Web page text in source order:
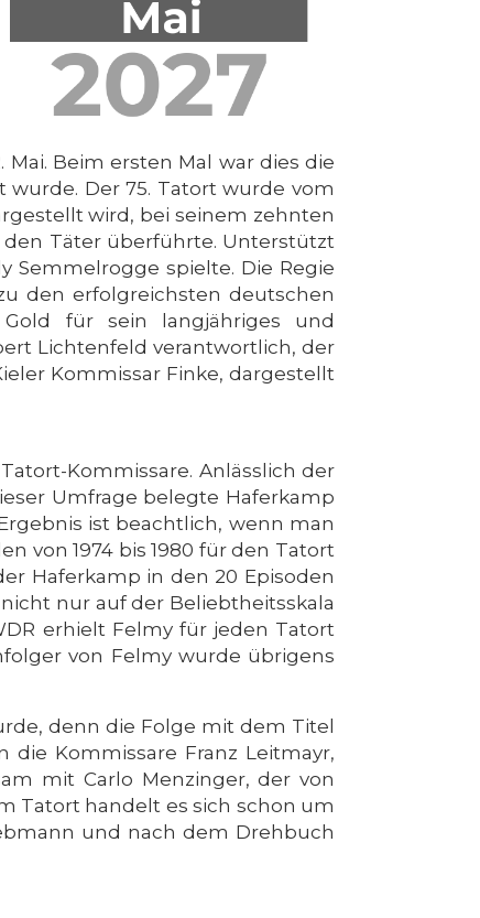
Beim ersten Mal war dies die
wurde. Der 75. Tatort wurde vom
wird, bei seinem zehnten
den Täter überführte. Unterstützt
Semmelrogge spielte. Die Regie
den erfolgreichsten deutschen
für sein langjähriges und
Lichtenfeld verantwortlich, der
Kommissar Finke, dargestellt
Kommissare. Anlässlich der
Umfrage belegte Haferkamp
ist beachtlich, wenn man
von 1974 bis 1980 für den Tatort
Haferkamp in den 20 Episoden
nur auf der Beliebtheitsskala
erhielt Felmy für jeden Tatort
von Felmy wurde übrigens
denn die Folge mit dem Titel
die Kommissare Franz Leitmayr,
mit Carlo Menzinger, der von
Tatort handelt es sich schon um
und nach dem Drehbuch